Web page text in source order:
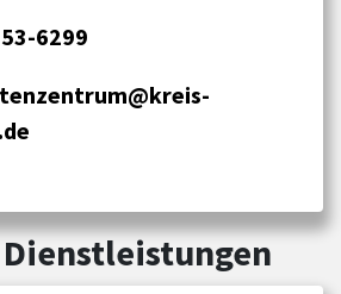
6299